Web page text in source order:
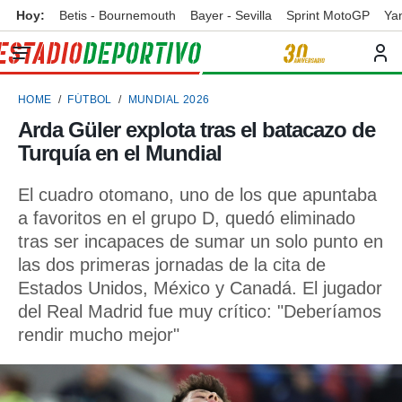
de
por
para
calidad.
a este
las
y
forma
digital
Hoy: Betis - Bournemouth Bayer - Sevilla Sprint MotoGP
HOME FÚTBOL MUNDIAL 2026
Arda Güler explota tras el batacazo de
Turquía en el Mundial
El cuadro otomano, uno de los que apuntaba
a favoritos en el grupo D, quedó eliminado
tras ser incapaces de sumar un solo punto en
las dos primeras jornadas de la cita de
Estados Unidos, México y Canadá. El jugador
del Real Madrid fue muy crítico: "Deberíamos
rendir mucho mejor"